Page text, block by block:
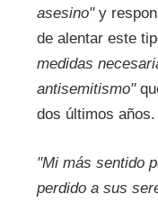
asesino"y
de alentar este
medidas
antisemitismo"
dos últimos años.
"Mi más sentido
perdido a sus